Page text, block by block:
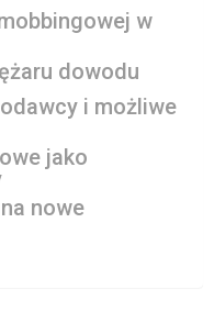
w
dowodu
i możliwe
jako
nowe